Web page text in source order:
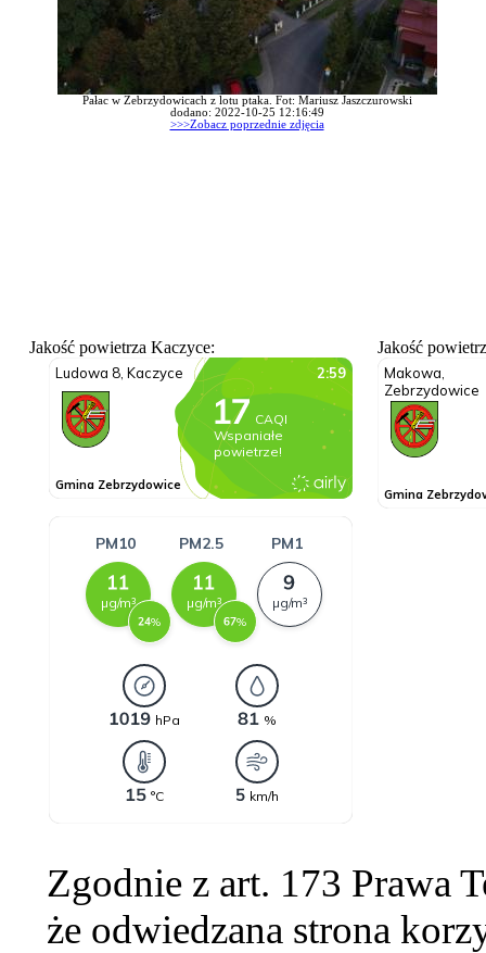
Pałac w Zebrzydowicach z lotu ptaka. Fot: Mariusz Jaszczurowski
dodano: 2022-10-25 12:16:49
>>>Zobacz poprzednie zdjęcia
Jakość powietrza Kaczyce: Jakość
Zgodnie z art. 173 Prawa
że odwiedzana strona